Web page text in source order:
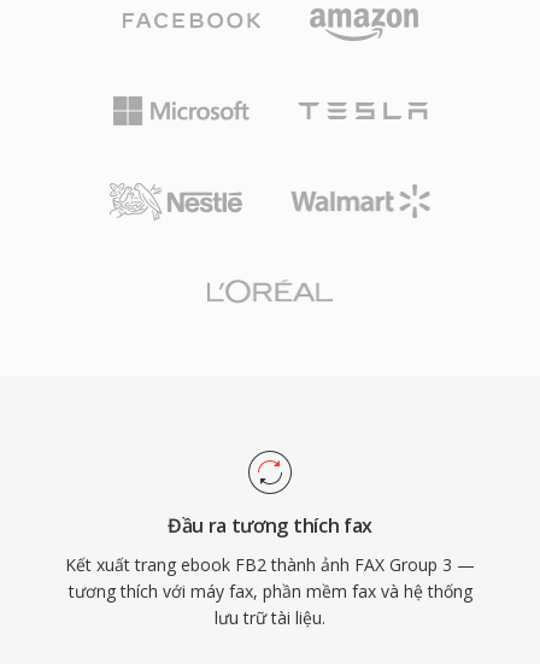
Đầu ra tương thích fax
Kết xuất trang ebook FB2 thành ảnh FAX Group 3 —
tương thích với máy fax, phần mềm fax và hệ thống
lưu trữ tài liệu.